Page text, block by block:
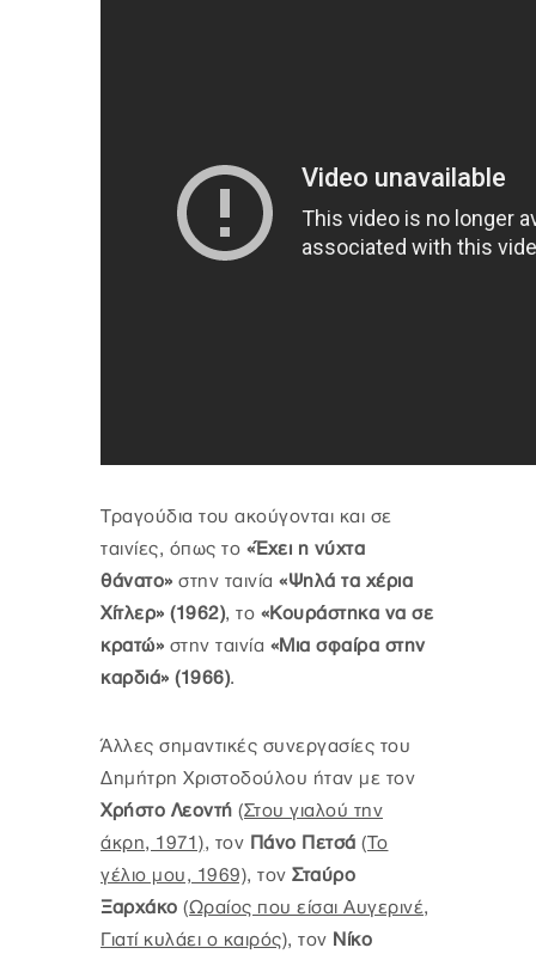
Τραγούδια του ακούγονται και σε
ταινίες, όπως το «Έχει η νύχτα
θάνατο» στην ταινία «Ψηλά τα χέρια
Χίτλερ» (1962), το «Κουράστηκα να σε
κρατώ» στην ταινία «Μια σφαίρα στην
καρδιά» (1966).
Άλλες σημαντικές συνεργασίες του
Δημήτρη Χριστοδούλου ήταν με τον
Χρήστο Λεοντή (Στου γιαλού την
άκρη, 1971), τον Πάνο Πετσά (Το
γέλιο μου, 1969), τον Σταύρο
Ξαρχάκο (Ωραίος που είσαι Αυγερινέ,
Γιατί κυλάει ο καιρός), τον Νίκο